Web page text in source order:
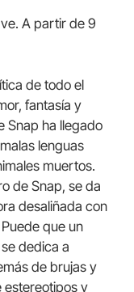
A partir de 9
de todo el
fantasía y
Snap ha llegado
lenguas
muertos.
de Snap, se da
desaliñada con
que un
dedica a
de brujas y
estereotipos y